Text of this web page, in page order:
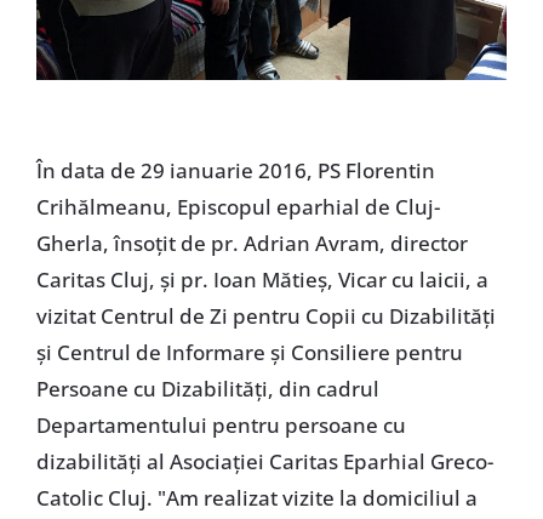
În data de 29 ianuarie 2016, PS Florentin
Crihălmeanu, Episcopul eparhial de Cluj-
Gherla, însoțit de pr. Adrian Avram, director
Caritas Cluj, și pr. Ioan Mătieș, Vicar cu laicii, a
vizitat Centrul de Zi pentru Copii cu Dizabilități
și Centrul de Informare și Consiliere pentru
Persoane cu Dizabilități, din cadrul
Departamentului pentru persoane cu
dizabilități al Asociației Caritas Eparhial Greco-
Catolic Cluj. "Am realizat vizite la domiciliul a